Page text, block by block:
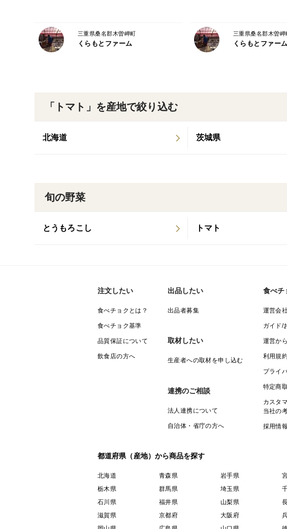
「トマト」を産地で絞り込む
北海道 茨城県
旬の野菜
とうもろこし トマト
三重県桑名郡木曽岬町
くらもとファーム
三重県桑名郡木曽岬
くらもとファーム
注文したい
食べチョクとは？
食べチョク基準
品質保証について
飲食店の方へ
出品したい
出品者募集
取材したい
生産者への取材を申し込む
連携のご相談
法人連携について
自治体・省庁の方へ
食べチ
運営会社
ガイド/
運営か
利用規
プライ
特定商
カスタ
当社の
採用情報
都道府県（産地）から商品を探す
北海道 青森県 岩手県
栃木県
群馬県 埼玉県
石川県
福井県 山梨県
滋賀県
京都府 大阪府